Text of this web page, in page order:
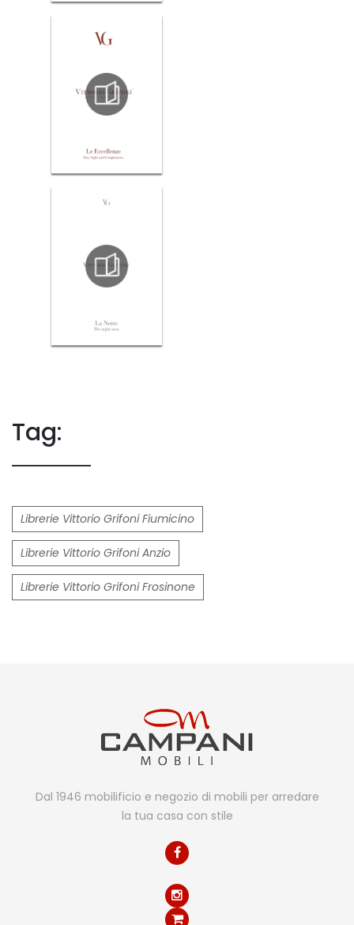
Tag:
Librerie Vittorio Grifoni Fiumicino
Librerie Vittorio Grifoni Anzio
Librerie Vittorio Grifoni Frosinone
Dal 1946 mobilificio e negozio di mobili per arredare
la tua casa con stile